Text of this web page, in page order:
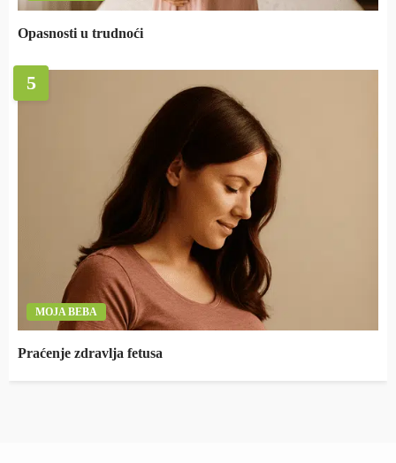
Opasnosti u trudnoći
5
MOJA BEBA
Praćenje zdravlja fetusa